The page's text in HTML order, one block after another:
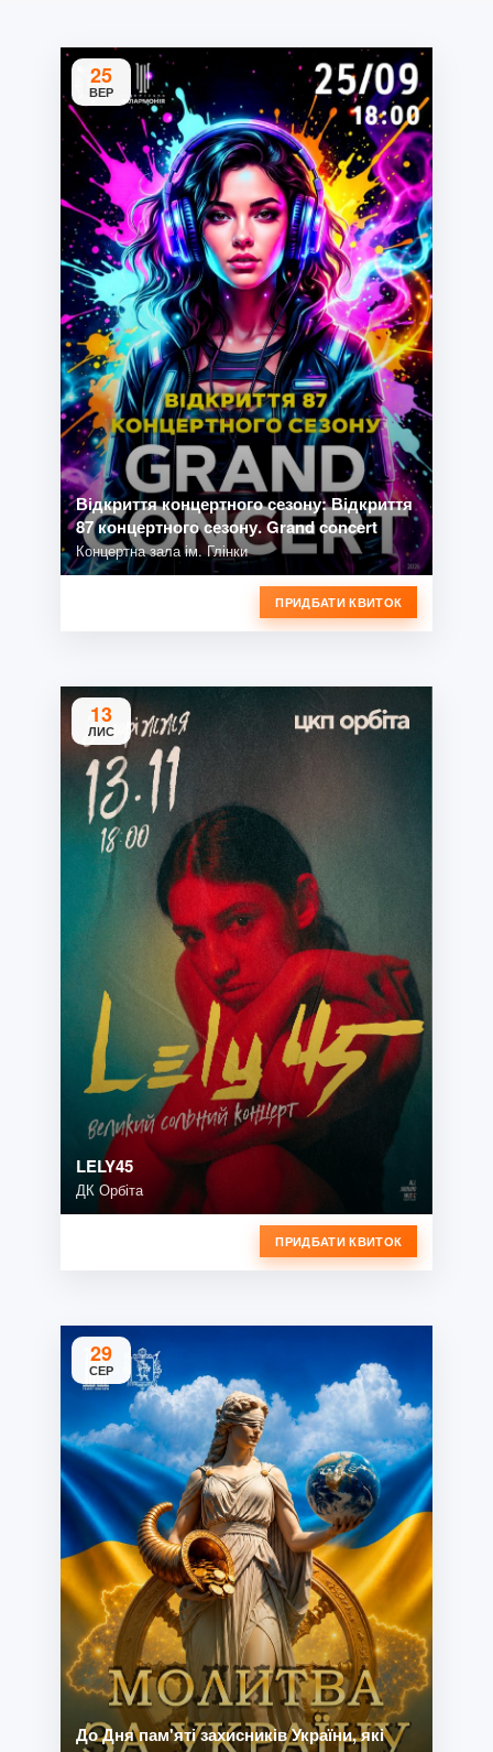
25
ВЕР
Відкриття концертного сезону: Відкриття
87 концертного сезону. Grand concert
Концертна зала ім. Глінки
ПРИДБАТИ КВИТОК
13
ЛИС
LELY45
ДК Орбіта
ПРИДБАТИ КВИТОК
29
СЕР
До Дня пам'яті захисників України, які